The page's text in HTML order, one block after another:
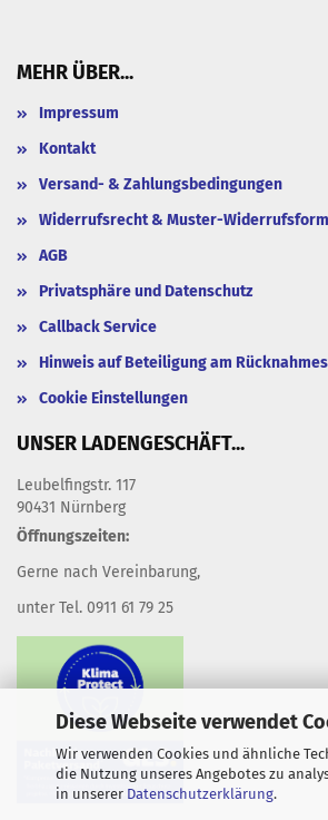
Diese Webseite verwendet
Wir verwenden Cookies und ähnliche
die Nutzung unseres Angebotes zu
in unserer Datenschutzerklärung.
MEHR ÜBER...
Impressum
Kontakt
Versand- & Zahlungsbedingungen
Widerrufsrecht & Muster-
AGB
Privatsphäre und Datenschutz
Callback Service
Hinweis auf Beteiligung am
Cookie Einstellungen
UNSER LADENGESCHÄFT...
Leubelfingstr. 117
90431 Nürnberg
Öffnungszeiten:
Gerne nach Vereinbarung,
unter Tel. 0911 61 79 25